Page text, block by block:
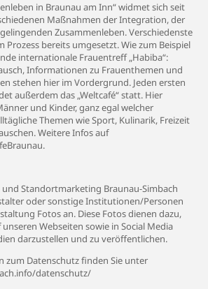
in Braunau am Inn“ widmet sich seit
Maßnahmen der Integration, der
Zusammenleben. Verschiedenste
Prozess bereits umgesetzt. Wie zum Beispiel
internationale Frauentreff „Habiba“:
Informationen zu Frauenthemen und
stehen hier im Vordergrund. Jeden ersten
außerdem das „Weltcafé“ statt. Hier
und Kinder, ganz egal welcher
Themen wie Sport, Kulinarik, Freizeit
Weitere Infos auf
und Standortmarketing Braunau-Simbach
oder sonstige Institutionen/Personen
Fotos an. Diese Fotos dienen dazu,
Webseiten sowie in Social Media
darzustellen und zu veröffentlichen.
zum Datenschutz finden Sie unter
datenschutz/